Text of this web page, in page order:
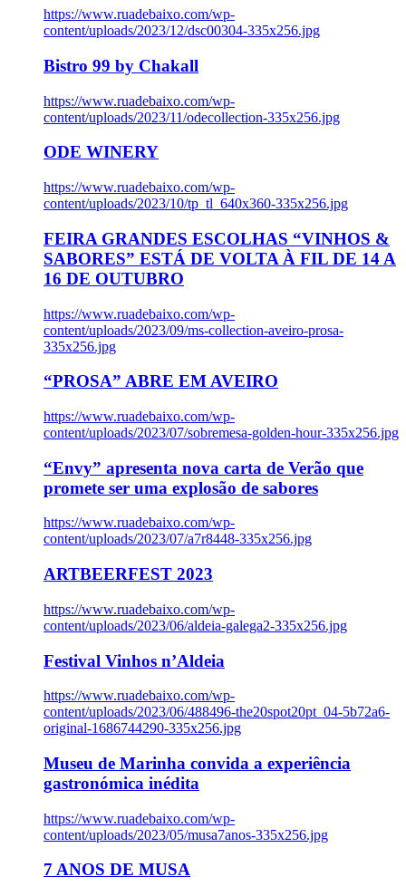
https://www.ruadebaixo.com/wp-
content/uploads/2023/12/dsc00304-335x256.jpg
Bistro 99 by Chakall
https://www.ruadebaixo.com/wp-
content/uploads/2023/11/odecollection-335x256.jpg
ODE WINERY
https://www.ruadebaixo.com/wp-
content/uploads/2023/10/tp_tl_640x360-335x256.jpg
FEIRA GRANDES ESCOLHAS “VINHOS &
SABORES” ESTÁ DE VOLTA À FIL DE 14 A
16 DE OUTUBRO
https://www.ruadebaixo.com/wp-
content/uploads/2023/09/ms-collection-aveiro-prosa-
335x256.jpg
“PROSA” ABRE EM AVEIRO
https://www.ruadebaixo.com/wp-
content/uploads/2023/07/sobremesa-golden-hour-335x256.jpg
“Envy” apresenta nova carta de Verão que
promete ser uma explosão de sabores
https://www.ruadebaixo.com/wp-
content/uploads/2023/07/a7r8448-335x256.jpg
ARTBEERFEST 2023
https://www.ruadebaixo.com/wp-
content/uploads/2023/06/aldeia-galega2-335x256.jpg
Festival Vinhos n’Aldeia
https://www.ruadebaixo.com/wp-
content/uploads/2023/06/488496-the20spot20pt_04-5b72a6-
original-1686744290-335x256.jpg
Museu de Marinha convida a experiência
gastronómica inédita
https://www.ruadebaixo.com/wp-
content/uploads/2023/05/musa7anos-335x256.jpg
7 ANOS DE MUSA